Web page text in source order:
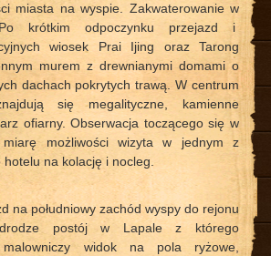
miasta na wyspie. Zakwaterowanie w
krótkim odpoczynku przejazd i
wiosek Prai Ijing oraz Tarong
murem z drewnianymi domami o
dachach pokrytych trawą. W centrum
się megalityczne, kamienne
ofiarny. Obserwacja toczącego się w
możliwości wizyta w jednym z
na kolację i nocleg.
na południowy zachód wyspy do rejonu
postój w Lapale z którego
widok na pola ryżowe,